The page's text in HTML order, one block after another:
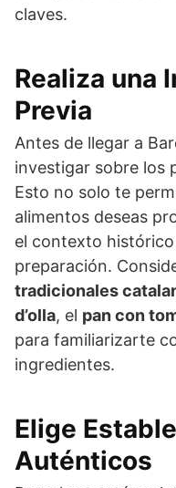
claves.
Realiza una
Previa
Antes de llegar a
investigar sobre los
Esto no solo te
alimentos deseas
el contexto
preparación.
tradicionales
d’olla, el pan con
para familiarizarte
ingredientes.
Elige
Auténticos